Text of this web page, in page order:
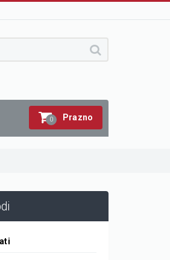
0 Prazno